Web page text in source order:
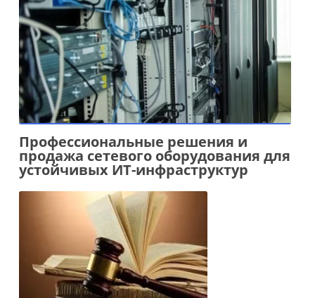
Профессиональные решения и
продажа сетевого оборудования для
устойчивых ИТ-инфраструктур